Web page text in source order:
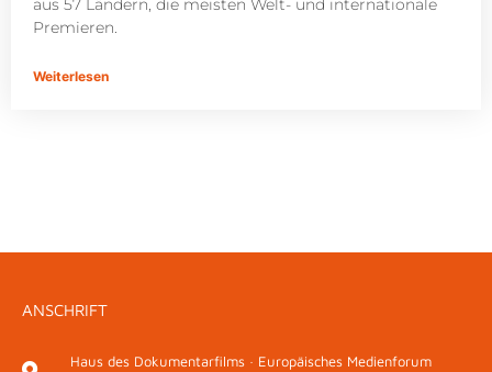
aus 57 Ländern, die meisten Welt- und internationale
Premieren.
Weiterlesen
ANSCHRIFT
Haus des Dokumentarfilms · Europäisches Medienforum